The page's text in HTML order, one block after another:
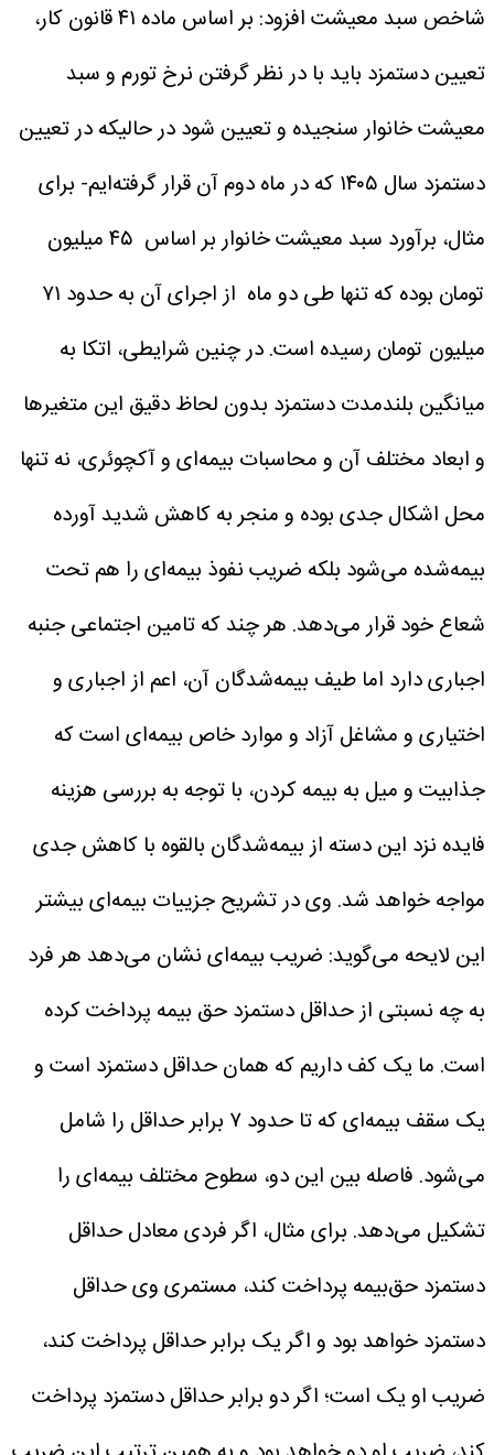
شاخص سبد معیشت افزود: بر اساس ماده ۴۱ قانون کار،
تعیین دستمزد باید با در نظر گرفتن نرخ تورم و سبد
معیشت خانوار سنجیده و تعیین شود در حالیکه در تعیین
دستمزد سال ۱۴۰۵ که در ماه دوم آن قرار گرفته‌ایم- برای
مثال، برآورد سبد معیشت خانوار بر اساس ۴۵ میلیون
تومان بوده که تنها طی دو ماه از اجرای آن به حدود ۷۱
میلیون تومان رسیده است. در چنین شرایطی، اتکا به
میانگین بلندمدت دستمزد بدون لحاظ دقیق این متغیرها
و ابعاد مختلف آن و محاسبات بیمه‌ای و آکچوئری، نه تنها
محل اشکال جدی بوده و منجر به کاهش شدید آورده
بیمه‌شده می‌شود بلکه ضریب نفوذ بیمه‌ای را هم تحت
شعاع خود قرار می‌دهد. هر چند که تامین اجتماعی جنبه
اجباری دارد اما طیف بیمه‌شدگان آن، اعم از اجباری و
اختیاری و مشاغل آزاد و موارد خاص بیمه‌ای است که
جذابیت و میل به بیمه کردن، با توجه به بررسی هزینه
فایده نزد این دسته از بیمه‌شدگان بالقوه با کاهش جدی
مواجه خواهد شد. وی در تشریح جزییات بیمه‌ای بیشتر
این لایحه می‌گوید: ضریب بیمه‌ای نشان می‌دهد هر فرد
به چه نسبتی از حداقل دستمزد حق بیمه پرداخت کرده
است. ما یک کف داریم که همان حداقل دستمزد است و
یک سقف بیمه‌ای که تا حدود ۷ برابر حداقل را شامل
می‌شود. فاصله بین این دو، سطوح مختلف بیمه‌ای را
تشکیل می‌دهد. برای مثال، اگر فردی معادل حداقل
دستمزد حق‌بیمه پرداخت کند، مستمری وی حداقل
دستمزد خواهد بود و اگر یک برابر حداقل پرداخت کند،
ضریب او یک است؛ اگر دو برابر حداقل دستمزد پرداخت